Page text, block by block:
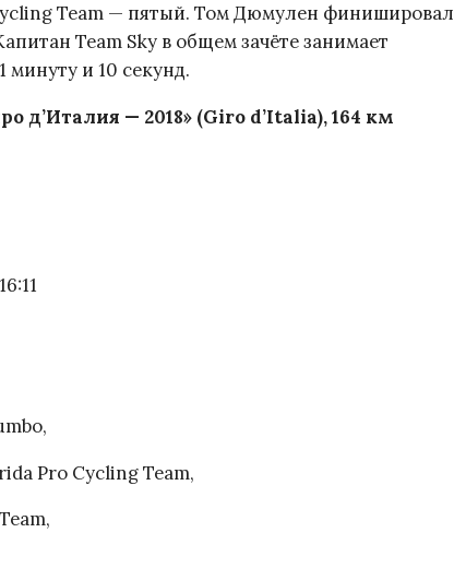
Team — пятый. Том Дюмулен финишировал
Team Sky в общем зачёте занимает
минуту и 10 секунд.
д’Италия — 2018» (Giro d’Italia), 164 км
Pro Cycling Team,